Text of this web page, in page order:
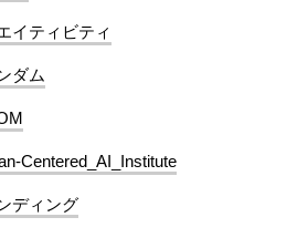
イティビティ
ダム
Centered_AI_Institute
ディング